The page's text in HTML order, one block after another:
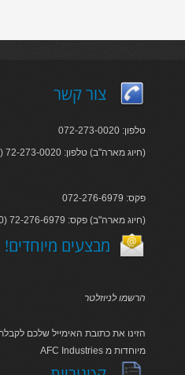
צור קשר
טלפון: 072-273-0020
+972 (0) 72-273-0020 :חיוג מארה"ב) טלפון)
פקס: 072-276-6979
+972 (0) 72-276-6979 :חיוג מארה"ב) פקס)
!מבצעים מיוחדים
הרשמו לניוזלטר
הזינו את כתובת האימייל שלכם
AFC Industries מיוחדות מ